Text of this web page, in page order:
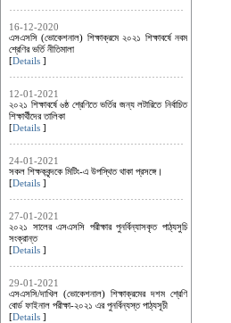
16-12-2020
এসএসসি (ভোকেশনাল) শিক্ষাক্রমে ২০২১ শিক্ষাবর্ষে নবম
শ্রেণির ভর্তি নীতিমালা
[Details ]
12-01-2021
২০২১ শিক্ষাবর্ষে ৬ষ্ঠ শ্রেণিতে ভর্তির জন্য লটারিতে নির্বাচিত
শিক্ষার্থীদের তালিকা
[Details ]
24-01-2021
সকল শিক্ষকবৃন্দকে মিটিং-এ উপস্থিত থাকা প্রসঙ্গে।
[Details ]
27-01-2021
২০২১ সালের এসএসসি পরীক্ষার পুনর্বিন্যাসকৃত পাঠ্যসুচি
সংক্রান্ত
[Details ]
29-01-2021
এসএসসি/দাখিল (ভোকেশনাল) শিক্ষাক্রমের দশম শ্রেণি
বোর্ড ফাইনাল পরীক্ষা-২০২১ এর পুনর্বিন্যস্ত পাঠ্যসূচী
[Details ]